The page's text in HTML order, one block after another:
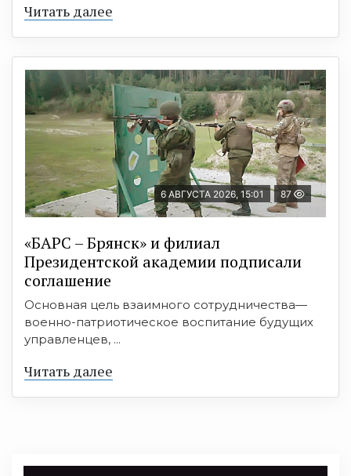
Читать далее
6 АВГУСТА 2026, 15:01 87
«БАРС – Брянск» и филиал
Президентской академии подписали
соглашение
Основная цель взаимного сотрудничества—
военно-патриотическое воспитание будущих
управленцев, ...
Читать далее